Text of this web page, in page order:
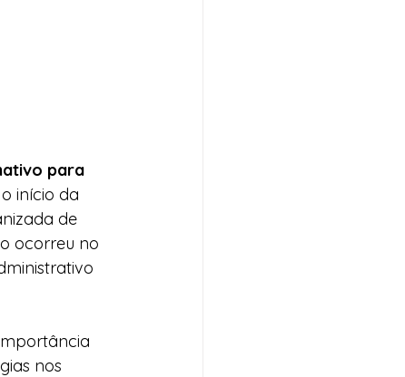
para
início da
de
ocorreu no
nos